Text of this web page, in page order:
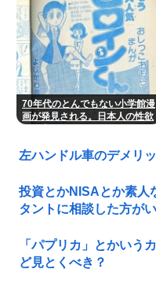
70年代のとんでもない小学館漫
画が発見される。日本人の性欲
左ハンドル車のデメリ
投資とかNISAとか素人
タントに相談した方が
「パプリカ」とかいう
ど見とくべき？